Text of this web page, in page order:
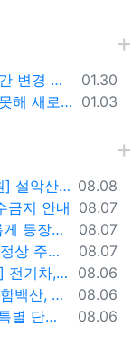
등록일
01.30
설악산 탐방로 부분개방 및 개방시간 변경 안내(1.26.(금), 04:00 기준)
등록일
01.03
인터넷을 바꾸며 홈서버를 돌리지 못해 새로 시작합니다.
등록일
08.08
설악의 비경을 찾아서
등록일
08.07
금지 안내
등록일
08.07
운 조형물! ✨
등록일
08.07
협곡 트래킹
등록일
08.06
경 야영장 - 북한산 사기막야영장
등록일
08.06
풍경 속을 걷다
등록일
08.06
간 운영